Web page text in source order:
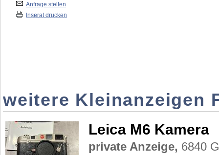
Anfrage stellen
Inserat drucken
weitere Kleinanzeigen
Leica M6 Kamera
private Anzeige, 6840